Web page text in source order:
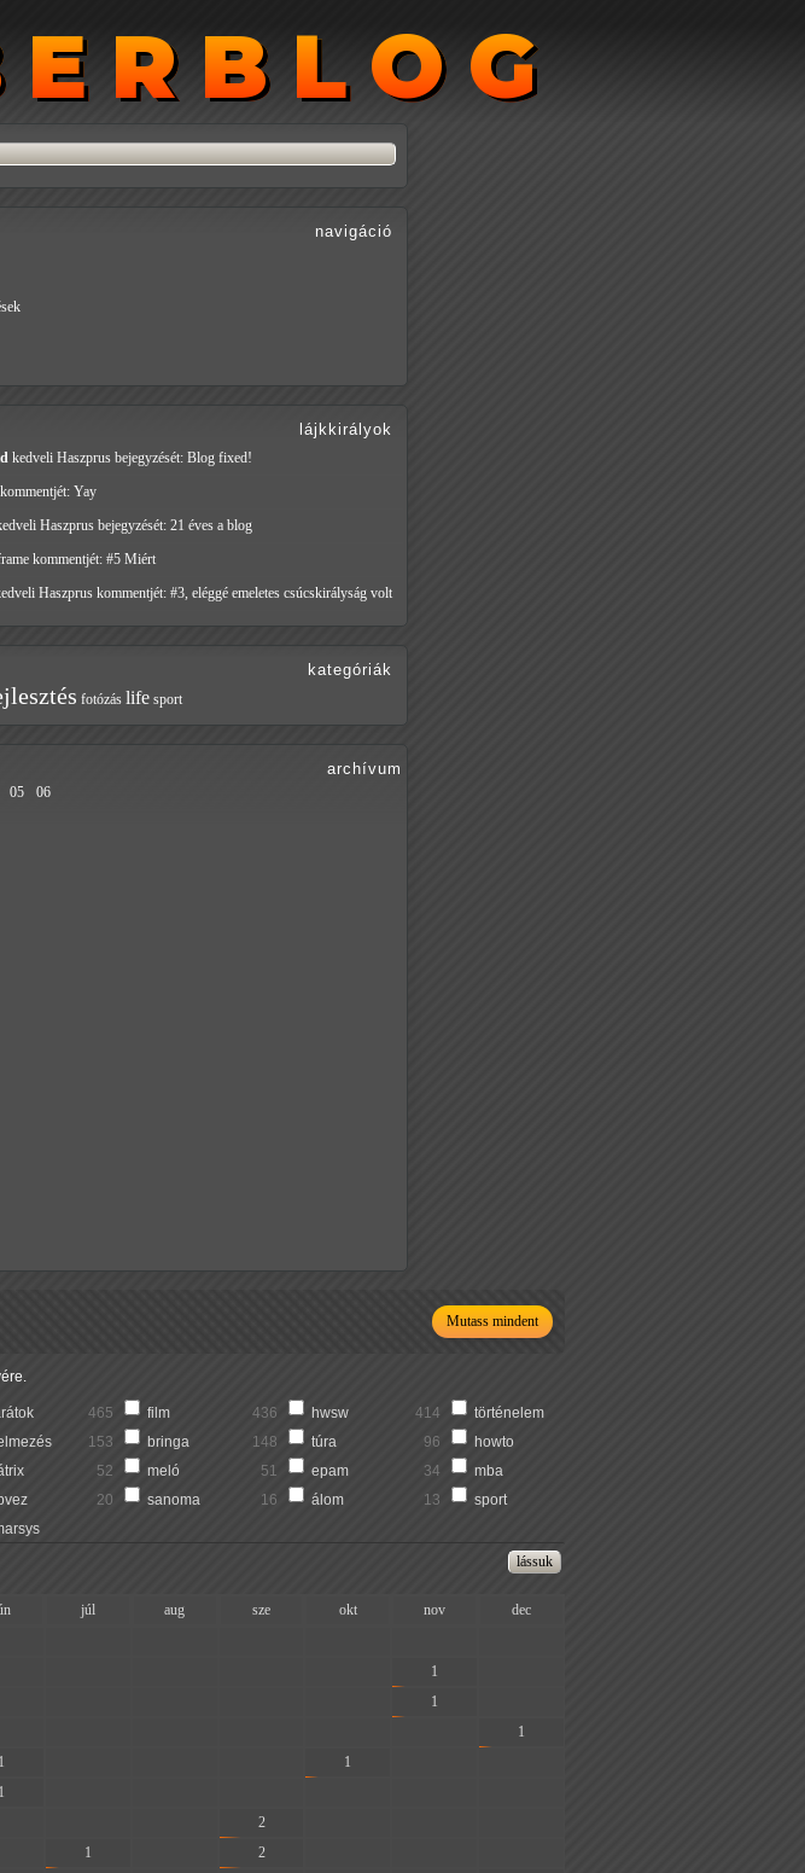
Mutass mindent
465 film 436 hwsw 414
történelem
153 bringa 148 túra 96
howto
52 meló 51 epam 34
mba
20 sanoma 16 álom 13
sport
júl aug sze okt nov
dec
1
1
1
1 1
1
2
1 2
navigáció
lájkkirályok
kedveli Haszprus bejegyzését: Blog fixed!
kommentjét: Yay
Haszprus bejegyzését: 21 éves a blog
kommentjét: #5 Miért
Haszprus kommentjét: #3, eléggé emeletes csúcskirályság volt
kategóriák
fotózás life sport
archívum
05
06